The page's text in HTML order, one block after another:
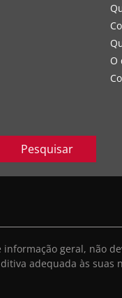
O
Pesquisar
geral, não
adequada às